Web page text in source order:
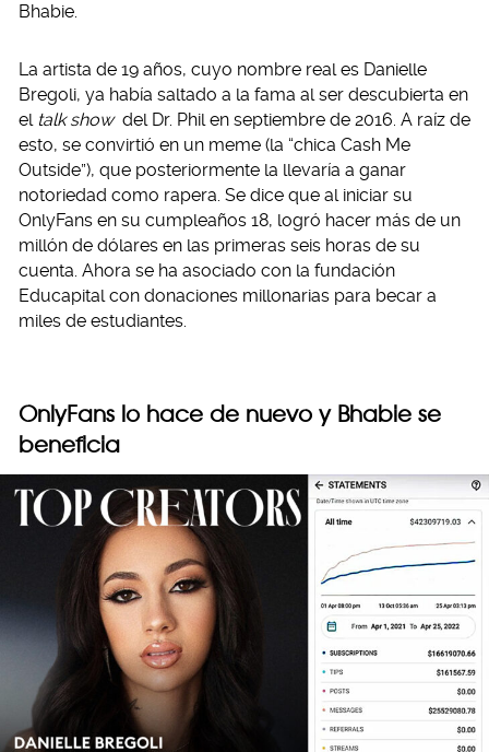
Bhabie.
La artista de 19 años, cuyo nombre real es Danielle
Bregoli, ya había saltado a la fama al ser descubierta en
eltalk show del Dr. Phil en septiembre de 2016. A raíz de
esto, se convirtió en un meme (la “chica Cash Me
Outside”), que posteriormente la llevaría a ganar
notoriedad como rapera. Se dice que al iniciar su
OnlyFans en su cumpleaños 18, logró hacer más de un
millón de dólares en las primeras seis horas de su
cuenta. Ahora se ha asociado con la fundación
Educapital con donaciones millonarias para becar a
miles de estudiantes.
OnlyFans lo hace de nuevo y Bhabie se
beneficia